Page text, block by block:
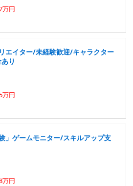
万円
エイター/未経験歓迎/キャラクター
り
万円
」ゲームモニター/スキルアップ支
万円